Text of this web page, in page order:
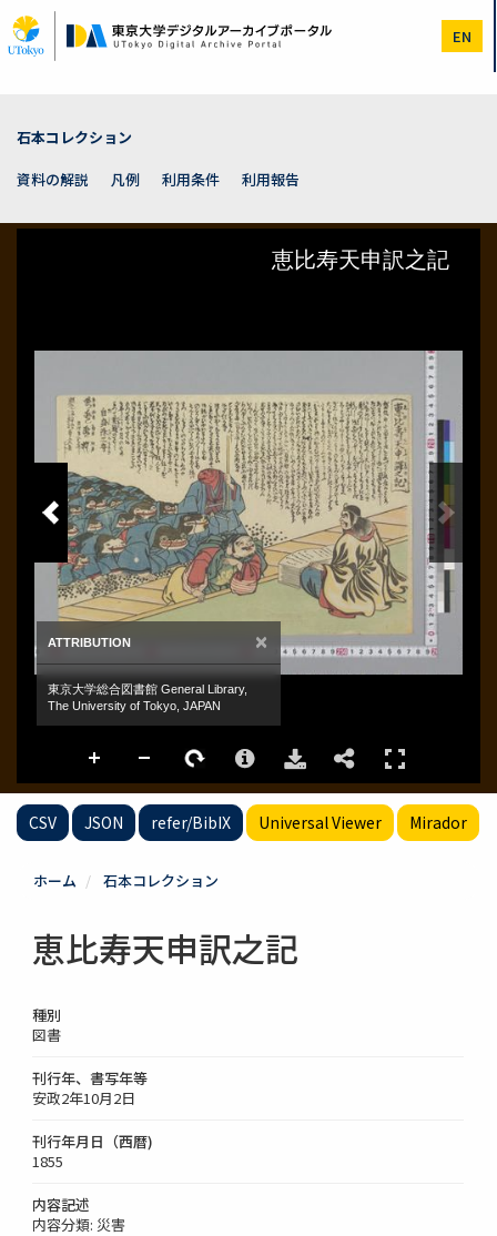
イ
ン
EN
石本コレクション
資料の解説
凡例 利用条件 利用報告
CSV JSON refer/BibIX Universal Viewer Mirador
ホーム 石本コレクション
恵比寿天申訳之記
種別
図書
刊行年、書写年等
安政2年10月2日
刊行年月日（西暦)
1855
内容記述
内容分類: 災害